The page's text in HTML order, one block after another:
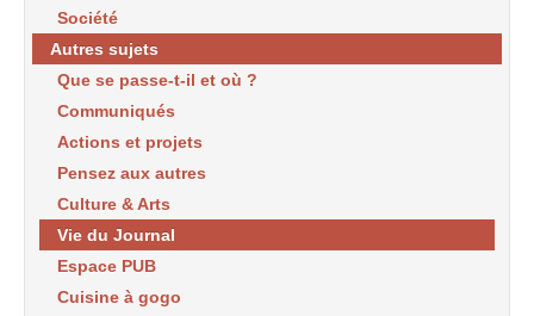
Société
Autres sujets
Que se passe-t-il et où ?
Communiqués
Actions et projets
Pensez aux autres
Culture & Arts
Vie du Journal
Espace PUB
Cuisine à gogo